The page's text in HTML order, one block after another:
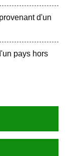
d'un
pays hors